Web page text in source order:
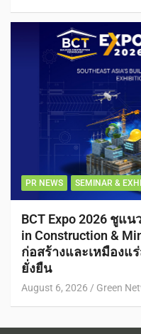
PR NEWS SEMINAR &
BCT Expo 2026 ชูแน
in Construction &
ก่อสร้างและเหมืองแ
ยั่งยืน
August 6, 2026 Green